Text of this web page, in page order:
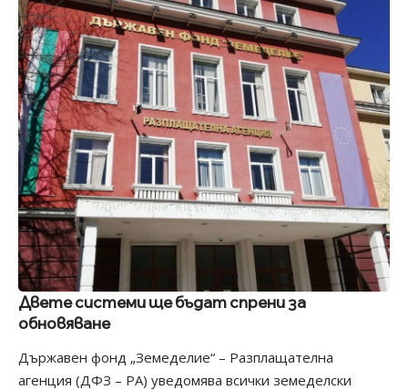
Двете системи ще бъдат спрени за
обновяване
Държавен фонд „Земеделие“ – Разплащателна
агенция (ДФЗ – РА) уведомява всички земеделски